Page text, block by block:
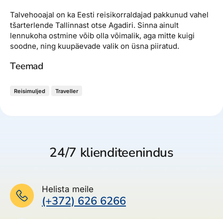
Talvehooajal on ka Eesti reisikorraldajad pakkunud vahel
tšarterlende Tallinnast otse Agadiri. Sinna ainult
lennukoha ostmine võib olla võimalik, aga mitte kuigi
soodne, ning kuupäevade valik on üsna piiratud.
Teemad
Reisimuljed Traveller
24/7 klienditeenindus
Helista meile
(+372) 626 6266